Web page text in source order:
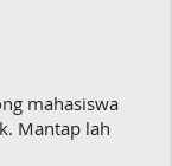
mahasiswa
Mantap lah